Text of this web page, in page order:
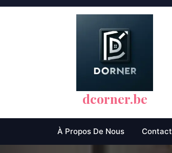
dcorner.be
À Propos De Nous Contact